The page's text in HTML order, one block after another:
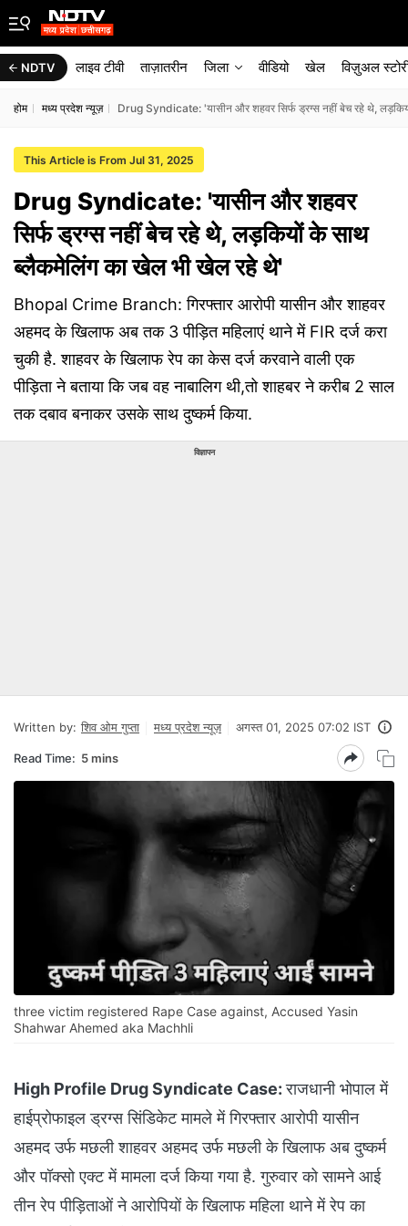
NDTV लाइव टीवी ताज़ातरीन जिला वीडियो खेल विज़ुअल
होम मध्य प्रदेश न्यूज़ Drug Syndicate: 'यासीन और शहवर सिर्फ ड्रग्स नहीं बेच रहे थे,
This Article is From Jul 31, 2025
Drug Syndicate: 'यासीन और शहवर
सिर्फ ड्रग्स नहीं बेच रहे थे, लड़कियों के साथ
ब्लैकमेलिंग का खेल भी खेल रहे थे'
Bhopal Crime Branch: गिरफ्तार आरोपी यासीन और शाहवर
अहमद के खिलाफ अब तक 3 पीड़ित महिलाएं थाने में FIR दर्ज करा
चुकी है. शाहवर के खिलाफ रेप का केस दर्ज करवाने वाली एक
पीड़िता ने बताया कि जब वह नाबालिग थी,तो शाहबर ने करीब 2 साल
तक दबाव बनाकर उसके साथ दुष्कर्म किया.
विज्ञापन
Written by: शिव ओम गुप्ता मध्य प्रदेश न्यूज़ अगस्त 01, 2025 07:02 IST
Read Time: 5 mins
three victim registered Rape Case against, Accused Yasin
Shahwar Ahemed aka Machhli
High Profile Drug Syndicate Case:राजधानी भोपाल में
हाईप्रोफाइल ड्रग्स सिंडिकेट मामले में गिरफ्तार आरोपी यासीन
अहमद उर्फ मछली शाहवर अहमद उर्फ मछली के खिलाफ अब दुष्कर्म
और पॉक्सो एक्ट में मामला दर्ज किया गया है. गुरुवार को सामने आई
तीन रेप पीड़िताओं ने आरोपियों के खिलाफ महिला थाने में रेप का